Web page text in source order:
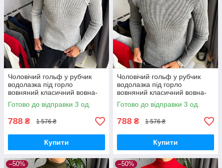
Чоловічий гольф у рубчик
водолазка під горло
вовняний класичний вовна-
акрил Туреччина світло сірий
Готово до відправки 3 од.
788 ₴ 1 576 ₴
Купити
Чоловічий гольф у рубчик
водолазка під горло
вовняний класичний вовна-
акрил Туреччина графіт
Готово до відправки 3 од.
788 ₴ 1 576 ₴
Купити
–50% –50%